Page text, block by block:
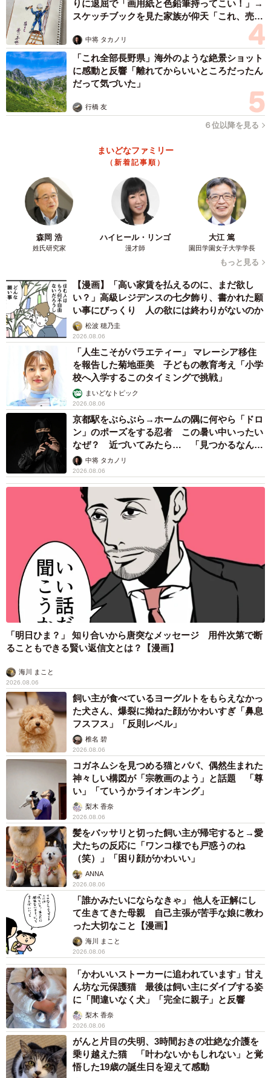
りに退屈で「画用紙と色鉛筆持ってこい！」→
スケッチブックを見た家族が仰天「これ、売れ
中将 タカノリ
「これ全部長野県」海外のような絶景ショット
に感動と反響「離れてからいいところだったん
だって気づいた」
行橋 友
６位以降を見る
まいどなファミリー
（新着記事順）
森岡 浩
姓氏研究家
ハイヒール・リンゴ
漫才師
大江 篤
園田学園女子大学学長
もっと見る
【漫画】「高い家賃を払えるのに、まだ欲し
い？」高級レジデンスの七夕飾り、書かれた願
い事にびっくり 人の欲には終わりがないのか
松波 穂乃圭
2026.08.06
「人生こそがバラエティー」 マレーシア移住
を報告した菊地亜美 子どもの教育考え「小学
校へ入学するこのタイミングで挑戦」
まいどなトピック
2026.08.06
京都駅をぶらぶら→ホームの隅に何やら「ドロ
ン」のポーズをする忍者 この暑い中いったい
なぜ？ 近づいてみたら… 「見つかるなんて
未熟」中将 タカノリ
2026.08.06
「明日ひま？」 知り合いから唐突なメッセージ 用件次第で断
ることもできる賢い返信文とは？【漫画】
海川 まこと
2026.08.06
飼い主が食べているヨーグルトをもらえなかっ
た犬さん、爆裂に拗ねた顔がかわいすぎ「鼻息
フスフス」「反則レベル」
椎名 碧
2026.08.06
コガネムシを見つめる猫とパパ、偶然生まれた
神々しい構図が「宗教画のよう」と話題 「尊
い」「ていうかライオンキング」
梨木 香奈
2026.08.06
髪をバッサリと切った飼い主が帰宅すると→愛
犬たちの反応に「ワンコ様でも戸惑うのね
（笑）」「困り顔がかわいい」
ANNA
2026.08.06
「誰かみたいにならなきゃ」 他人を正解にし
て生きてきた母親 自己主張が苦手な娘に教わ
った大切なこと【漫画】
海川 まこと
2026.08.06
「かわいいストーカーに追われています」甘え
ん坊な元保護猫 最後は飼い主にダイブする姿
に「間違いなく犬」「完全に親子」と反響
梨木 香奈
2026.08.06
がんと片目の失明、3時間おきの壮絶な介護を
乗り越えた猫 「叶わないかもしれない」と覚
悟した19歳の誕生日を迎えて感動